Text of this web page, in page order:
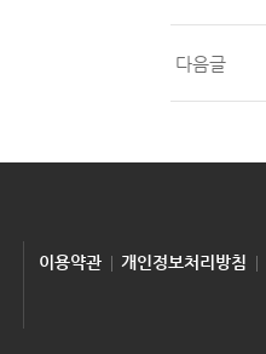
다음글
이용약관 개인정보처리방침